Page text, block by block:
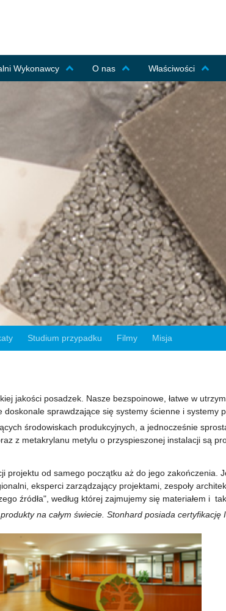
Wykonawcy O nas Właściwości
Studium przypadku Filmy Misja
jakości posadzek. Nasze bezspoinowe, łatwe w
sprawdzające się systemy ścienne i systemy
środowiskach produkcyjnych, a jednocześnie
z metakrylanu metylu o przyspieszonej instalacji są
projektu od samego początku aż do jego zakończenia.
eksperci zarządzający projektami, zespoły
źródła", według której zajmujemy się materiałem i
na całym świecie. Stonhard posiada certyfikację